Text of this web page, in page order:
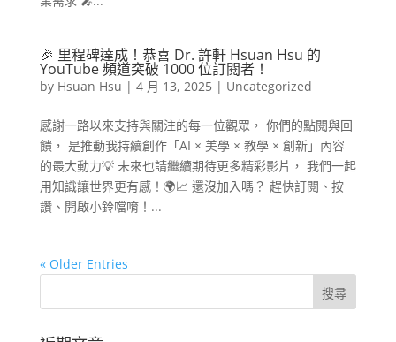
🎉 里程碑達成！恭喜 Dr. 許軒 Hsuan Hsu 的
YouTube 頻道突破 1000 位訂閱者！
by Hsuan Hsu | 4 月 13, 2025| Uncategorized
感謝一路以來支持與關注的每一位觀眾， 你們的點閱與回
饋， 是推動我持續創作「AI × 美學 × 教學 × 創新」內容
的最大動力💡 未來也請繼續期待更多精彩影片， 我們一起
用知識讓世界更有感！🌍📈 還沒加入嗎？ 趕快訂閱、按
讚、開啟小鈴噹唷！...
« Older Entries